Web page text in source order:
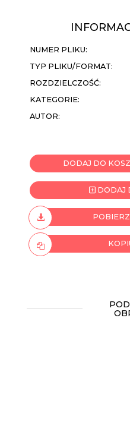
NUMER PLIKU:
TYP PLIKU/FORMAT:
ROZDZIELCZOŚĆ:
KATEGORIE:
AUTOR:
DODAJ DO
DODAJ